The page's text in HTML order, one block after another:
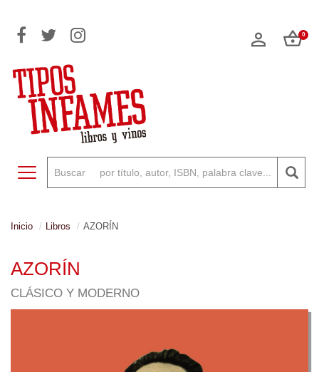
0
Toggle navigation
Inicio Libros AZORÍN
AZORÍN
CLÁSICO Y MODERNO